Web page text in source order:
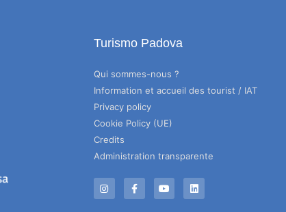
Turismo Padova
Qui sommes-nous ?
Information et accueil des tourist / IAT
Privacy policy
Cookie Policy (UE)
Credits
Administration transparente